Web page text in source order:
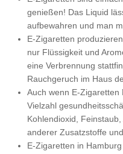
genießen! Das Liquid
aufbewahren und man
E-Zigaretten
nur Flüssigkeit und
eine Verbrennung
Rauchgeruch im Haus
Auch wenn E-Zigaretten
Vielzahl
Kohlendioxid,
anderer Zusatzstoffe
E-Zigaretten in